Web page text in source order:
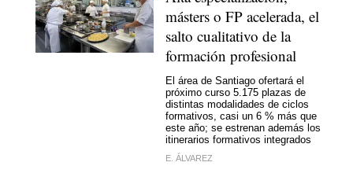
másters o FP acelerada, el
salto cualitativo de la
formación profesional
El área de Santiago ofertará el
próximo curso 5.175 plazas de
distintas modalidades de ciclos
formativos, casi un 6 % más que
este año; se estrenan además los
itinerarios formativos integrados
E. ÁLVAREZ